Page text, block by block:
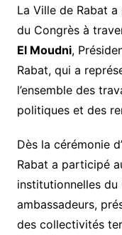
La Ville de Rabat
du Congrès à
El Moudni,
Rabat, qui a
l’ensemble des
politiques et des
Dès la cérémonie
Rabat a participé
institutionnelles
ambassadeurs,
des collectivités